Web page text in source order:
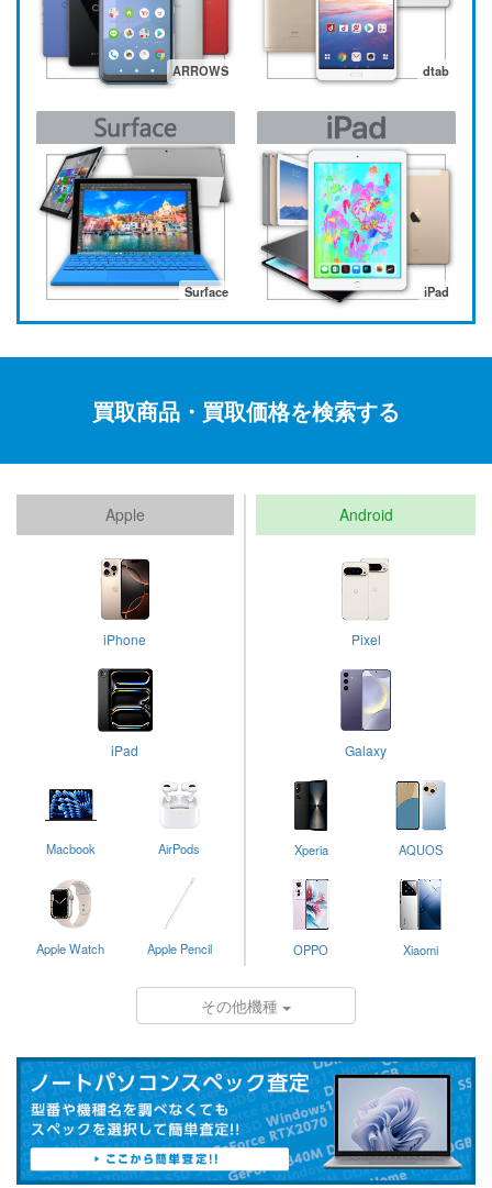
ARROWS dtab
Surface iPad
買取商品・買取価格を検索する
Apple
iPhone
iPad
Macbook AirPods
Apple Watch Apple Pencil
Android
Pixel
Galaxy
Xperia AQUOS
OPPO Xiaomi
その他機種